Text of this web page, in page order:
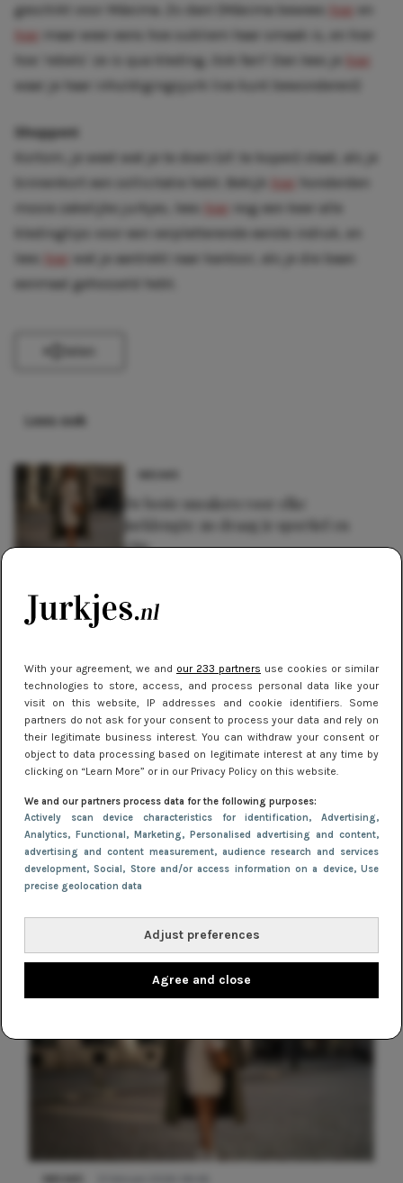
With your agreement, we and our 233 partners use cookies or similar
technologies to store, access, and process personal data like your
visit on this website, IP addresses and cookie identifiers. Some
partners do not ask for your consent to process your data and rely on
their legitimate business interest. You can withdraw your consent or
object to data processing based on legitimate interest at any time by
clicking on “Learn More” or in our Privacy Policy on this website.
We and our partners process data for the following purposes:
Actively scan device characteristics for identification, Advertising,
Analytics, Functional, Marketing, Personalised advertising and content,
advertising and content measurement, audience research and services
development, Social, Store and/or access information on a device, Use
precise geolocation data
Adjust preferences
Agree and close
geschikt voor Máxima. Zo dan! (Máxima bewees
hier
hier
maar weer eens hoe subliem haar smaak is, en hier
hoe ‘rebels’ ze is qua kleding. Ook fan? Dan lees je
hier
waar je haar inhuldigingsjurk live kunt bewonderen!)
Shoppen!
Kortom, je weet wat je te doen (of: te kopen) staat, als je
binnenkort een sollicitatie hebt. Bekijk
hier
mooie zakelijke jurkjes, lees
hier
nog een keer alle
kledingtips voor een verpletterende eerste indruk, en
lees
hier
wat je aantrekt naar kantoor, als je die baan
eenmaal gehosseld hebt.
Lees ook
De beste sneakers voor elke
jurklengte: zo draag je sportief en
chic
Oranje & geel: de felgekleurde
Hoe herenjassen door de jaren heen
zijn geëvolueerd volgens de laatste
trends
Gladde benen onder je jurk: ontharen
op jouw manier